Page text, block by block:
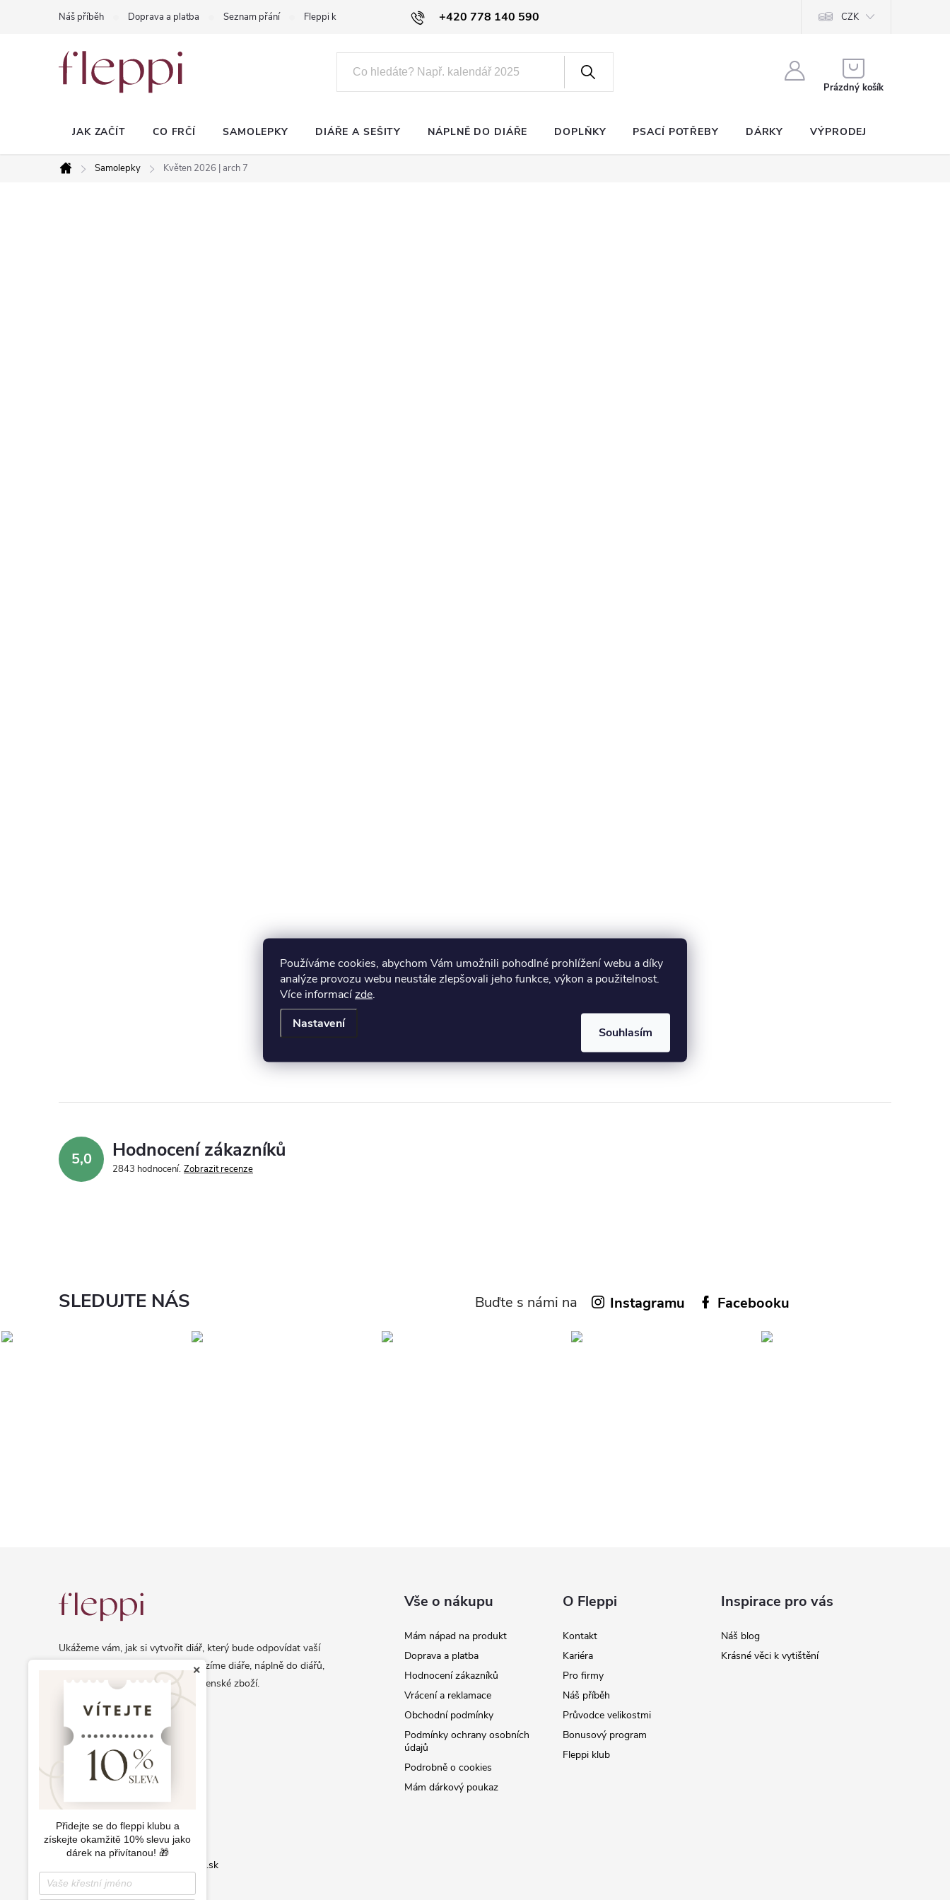
Používáme cookies, abychom Vám umožnili pohodlné prohlížení webu a díky
analýze provozu webu neustále zlepšovali jeho funkce, výkon a použitelnost.
Více informacízde.
Nastavení
Souhlasím
+420 778 140 590
Náš příběh Doprava a platba Seznam přání Fleppi klub CZK
KOŠÍK
Prázdný košík
JAK ZAČÍT CO FRČÍ SAMOLEPKY DIÁŘE A SEŠITY NÁPLNĚ DO DIÁŘE DOPLŇKY PSACÍ POTŘEBY DÁRKY VÝPRODEJ
Domů
Samolepky Květen 2026 | arch 7
5,0 Hodnocení zákazníků
2843 hodnocení Zobrazit recenze
SLEDUJTE NÁS Buďte s námi na Instagramu Facebooku
Ukážeme vám, jak si vytvořit diář, který bude odpovídat vaší
osobnosti a životnímu stylu. Nabízíme diáře, náplně do diářů,
samolepky a další exkluzivní papírenské zboží.
info@fleppi.cz
+420 778 140 590
Fleppi.sk
Vše o nákupu
Mám nápad na produkt
Doprava a platba
Hodnocení zákazníků
Vrácení a reklamace
Obchodní podmínky
Podmínky ochrany osobních
údajů
Podrobně o cookies
Mám dárkový poukaz
O Fleppi
Kontakt
Kariéra
Pro firmy
Náš příběh
Průvodce velikostmi
Bonusový program
Fleppi klub
Inspirace pro vás
Náš blog
Krásné věci k vytištění
×
Přidejte se do fleppi klubu a
získejte okamžitě 10% slevu jako
dárek na přivítanou! 🎁